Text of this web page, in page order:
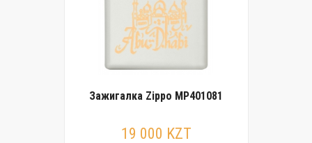
Зажигалка Zippo MP401081
19 000 KZT